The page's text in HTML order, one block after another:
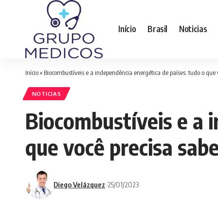
Início Brasil Noticias
Início» Biocombustíveis e a independência energética de países: tudo o que
NOTICIAS
Biocombustíveis e a
que você precisa
Diego Velázquez 25/01/2023